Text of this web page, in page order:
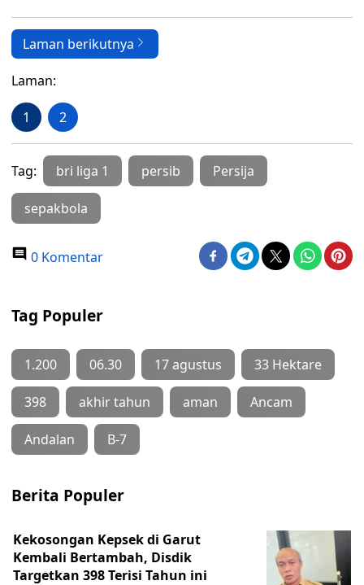
Laman berikutnya
Laman:
1 2
Tag: bri liga 1 persib Persija
sepakbola
0 Komentar
Tag Populer
1.200 06.30 17 agustus 33 Hektare
398 akhir tahun aman Ancam
Andalan B-7
Berita Populer
Kekosongan Kepsek di Garut
Kembali Bertambah, Disdik
Targetkan 398 Terisi Tahun ini